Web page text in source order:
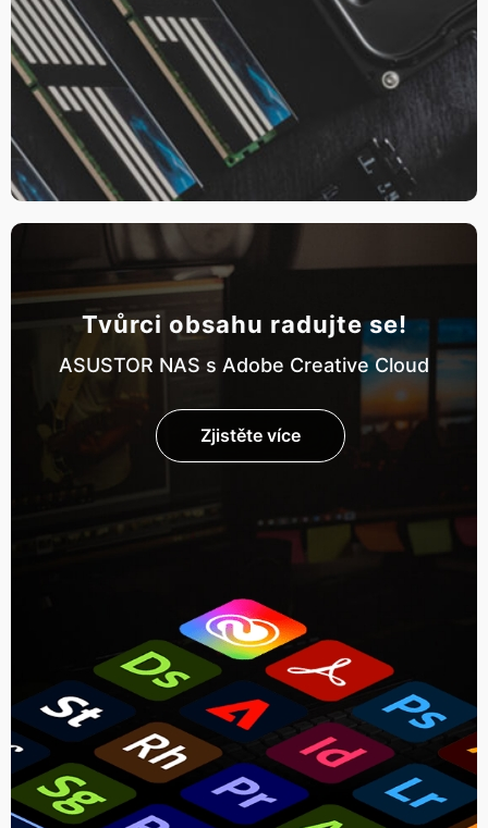
Tvůrci obsahu radujte se!
ASUSTOR NAS s Adobe Creative Cloud
Zjistěte více